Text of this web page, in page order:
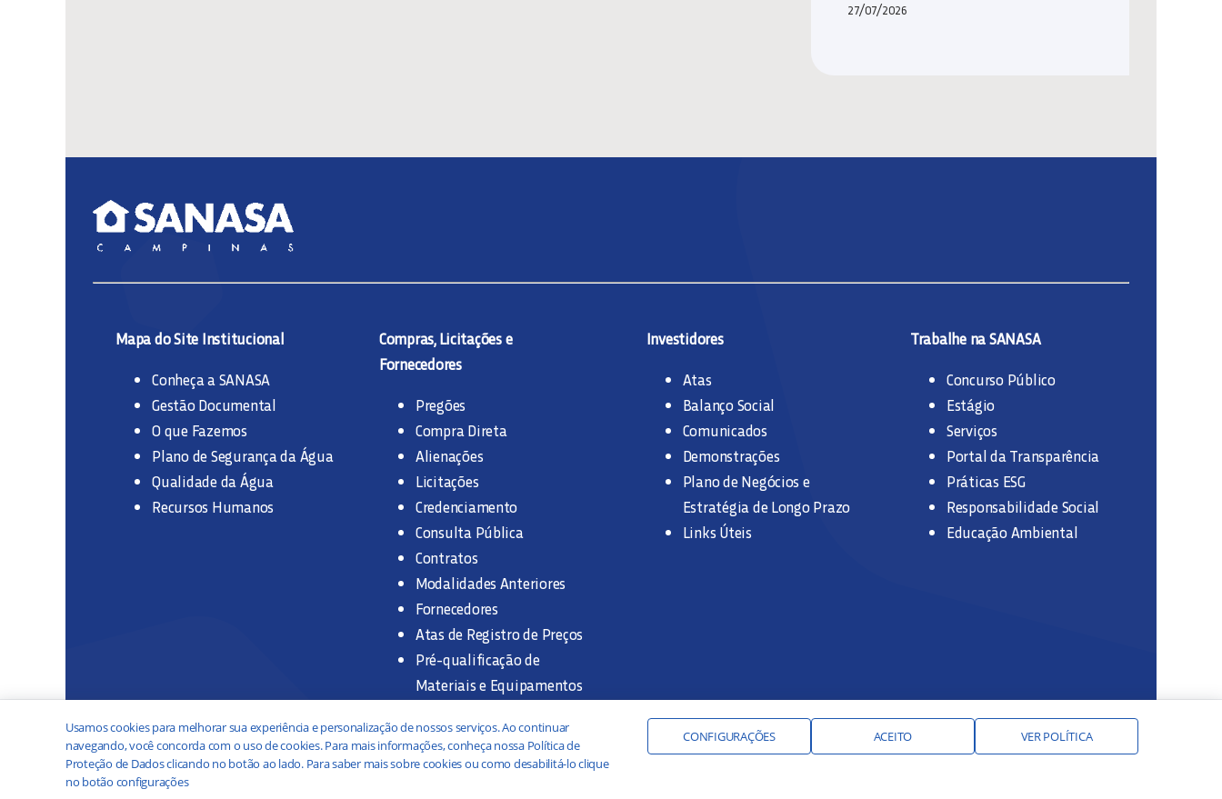
27/07/2026
Mapa do Site Institucional
Conheça a SANASA
Gestão Documental
O que Fazemos
Plano de Segurança da Água
Qualidade da Água
Recursos Humanos
Compras, Licitações e
Fornecedores
Pregões
Compra Direta
Alienações
Licitações
Credenciamento
Consulta Pública
Contratos
Modalidades Anteriores
Fornecedores
Atas de Registro de Preços
Pré-qualificação de
Materiais e Equipamentos
Documentação Interna
Investidores
Atas
Balanço Social
Comunicados
Demonstrações
Plano de Negócios e
Estratégia de Longo Prazo
Links Úteis
Trabalhe na SANASA
Concurso Público
Estágio
Serviços
Portal da Transparência
Práticas ESG
Responsabilidade Social
Educação Ambiental
Usamos cookies para melhorar sua experiência e personalização de nossos serviços. Ao continuar
navegando, você concorda com o uso de cookies. Para mais informações, conheça nossa Política de
Proteção de Dados clicando no botão ao lado. Para saber mais sobre cookies ou como desabilitá-lo clique
no botão configurações
CONFIGURAÇÕES ACEITO VER POLÍTICA